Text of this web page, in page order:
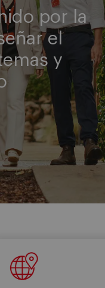
por la
el
y